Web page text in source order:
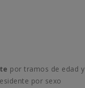
por tramos de edad
por sexo